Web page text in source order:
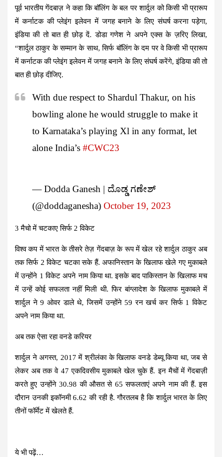
पूर्व भारतीय गेंदबाज़ ने कहा कि बॉलिंग के बल पर शार्दुल को किसी भी प्रारूप
में कर्नाटक की प्लेइंग इलेवन में जगह बनाने के लिए संघर्ष करना पड़ेगा,
इंडिया की तो बात ही छोड़ दें. डोडा गणेश ने अपने एक्स के ज़रिए लिखा,
“शार्दुल ठाकुर के सम्मान के साथ, सिर्फ बॉलिंग के दम पर वे किसी भी प्रारूप
में कर्नाटक की प्लेइंग इलेवन में जगह बनाने के लिए संघर्ष करेंगे, इंडिया की तो
बात ही छोड़ दीजिए.
With due respect to Shardul Thakur, on his
bowling alone he would struggle to make it
to Karnataka’s playing Xl in any format, let
alone India’s #CWC23
— Dodda Ganesh | ದೊಡ್ಡ ಗಣೇಶ್
(@doddaganesha) October 19, 2023
3 मैचो में चटकाए सिर्फ 2 विकेट
विश्व कप में भारत के तीसरे तेज़ गेंदबाज़ के रूप में खेल रहे शार्दुल ठाकुर अब
तक सिर्फ 2 विकेट चटका सके हैं. अफानिस्तान के खिलाफ खेले गए मुकाबले
में उन्होंने 1 विकेट अपने नाम किया था. इसके बाद पाकिस्तान के खिलाफ मच
में उन्हें कोई सफलता नहीं मिली थी. फिर बांग्लादेश के खिलाफ मुकाबले में
शार्दुल ने 9 ओवर डाले थे, जिसमें उन्होंने 59 रन खर्च कर सिर्फ 1 विकेट
अपने नाम किया था.
अब तक ऐसा रहा वनडे करियर
शार्दुल ने अगस्त, 2017 में श्रीलंका के खिलाफ वनडे डेब्यू किया था, जब से
लेकर अब तक वे 47 एकदिवसीय मुकाबले खेल चुके हैं. इन मैचों में गेंदबाज़ी
करते हुए उन्होंने 30.98 की औसत से 65 सफलताएं अपने नाम की हैं. इस
दौरान उनकी इकॉनमी 6.62 की रही है. गौरतलब है कि शार्दुल भारत के लिए
तीनों फॉर्मेट में खेलते हैं.
ये भी पढ़ें…